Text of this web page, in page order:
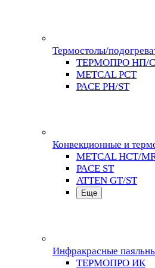
Термостолы/
ТЕРМОПРО НП/
METCAL PCT
PACE PH/ST
Конвекционные и
METCAL HCT/
PACE ST
ATTEN GT/ST
Еще
Инфракрасные
ТЕРМОПРО ИК